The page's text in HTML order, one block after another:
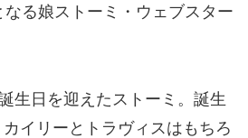
る娘ストーミ・ウェブスター
生日を迎えたストーミ。誕生
イリーとトラヴィスはもちろ